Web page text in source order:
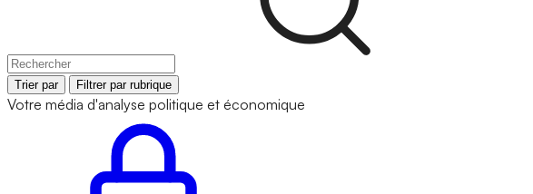
Trier par Filtrer par rubrique
Votre média d'analyse politique et économique